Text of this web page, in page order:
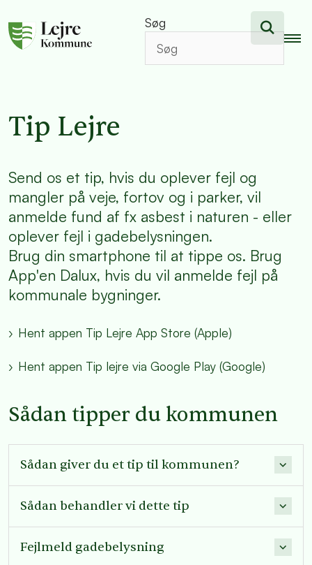
Søg
Tip Lejre
Send os et tip, hvis du oplever fejl og
mangler på veje, fortov og i parker, vil
anmelde fund af fx asbest i naturen - eller
oplever fejl i gadebelysningen.
Brug din smartphone til at tippe os. Brug
App'en Dalux, hvis du vil anmelde fejl på
kommunale bygninger.
Hent appen Tip Lejre App Store (Apple)
Hent appen Tip lejre via Google Play (Google)
Sådan tipper du kommunen
Sådan giver du et tip til kommunen?
Sådan behandler vi dette tip
Fejlmeld gadebelysning